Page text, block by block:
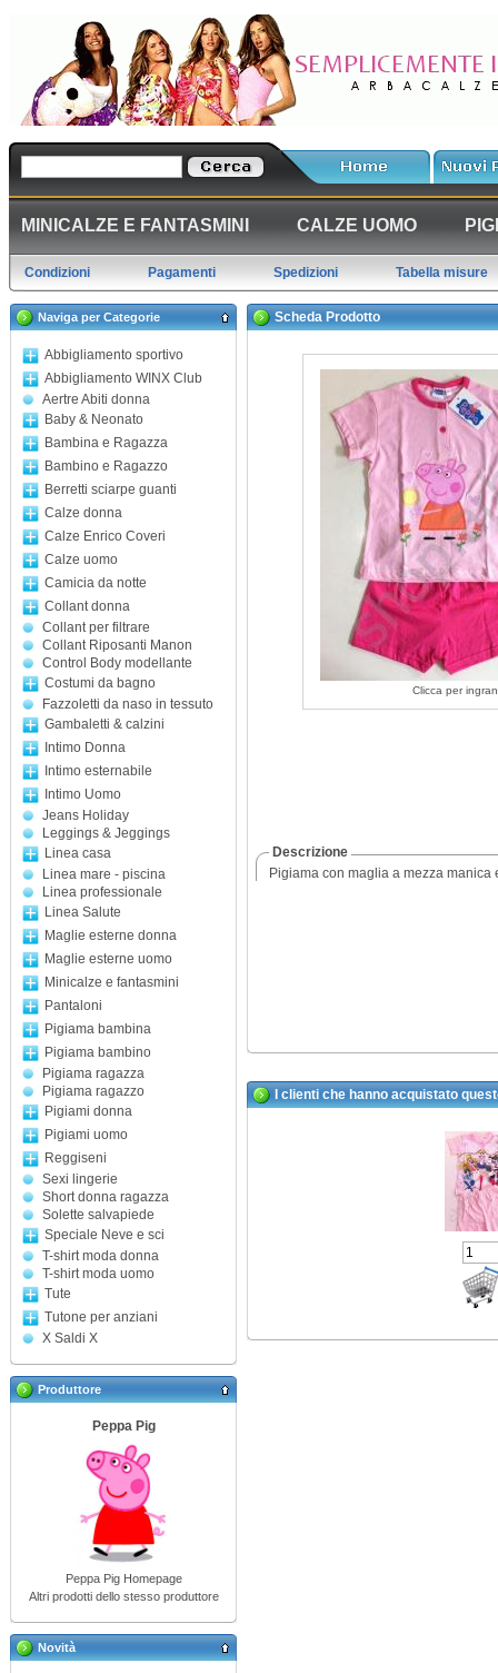
MINICALZE E FANTASMINI CALZE UOMO
Condizioni Pagamenti Spedizioni Tabella misure
Naviga per Categorie
Abbigliamento sportivo
Abbigliamento WINX Club
Aertre Abiti donna
Baby & Neonato
Bambina e Ragazza
Bambino e Ragazzo
Berretti sciarpe guanti
Calze donna
Calze Enrico Coveri
Calze uomo
Camicia da notte
Collant donna
Collant per filtrare
Collant Riposanti Manon
Control Body modellante
Costumi da bagno
Fazzoletti da naso in tessuto
Gambaletti & calzini
Intimo Donna
Intimo esternabile
Intimo Uomo
Jeans Holiday
Leggings & Jeggings
Linea casa
Linea mare - piscina
Linea professionale
Linea Salute
Maglie esterne donna
Maglie esterne uomo
Minicalze e fantasmini
Pantaloni
Pigiama bambina
Pigiama bambino
Pigiama ragazza
Pigiama ragazzo
Pigiami donna
Pigiami uomo
Reggiseni
Sexi lingerie
Short donna ragazza
Solette salvapiede
Speciale Neve e sci
T-shirt moda donna
T-shirt moda uomo
Tute
Tutone per anziani
X Saldi X
Produttore
Peppa Pig
Peppa Pig Homepage
Altri prodotti dello stesso produttore
Novità
Scheda Prodotto
Clicca per
Descrizione
Pigiama con maglia a mezza
I clienti che hanno acquistato